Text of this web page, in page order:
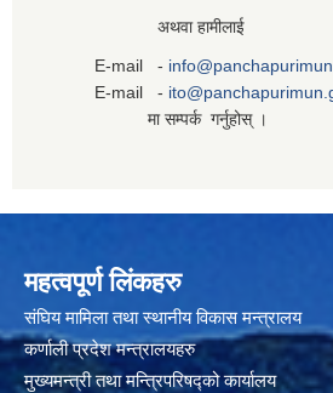
अथवा हामीलाई
E-mail -
E-mail -
मा सम्पर्क गर्नुहोस् ।
महत्वपूर्ण लिंकहरु
संघिय मामिला तथा स्थानीय विकास मन्त्रालय
कर्णाली प्रदेश मन्त्रालयहरु
मुख्यमन्त्री तथा मन्त्रिपरिषद्को कार्यालय